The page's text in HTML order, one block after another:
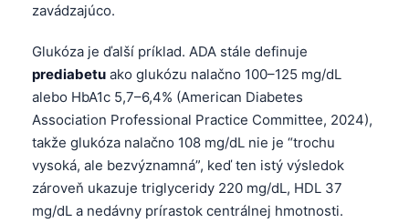
zavádzajúco.
Glukóza je ďalší príklad. ADA stále definuje
prediabetu ako glukózu nalačno 100–125 mg/dL
alebo HbA1c 5,7–6,4% (American Diabetes
Association Professional Practice Committee, 2024),
takže glukóza nalačno 108 mg/dL nie je “trochu
vysoká, ale bezvýznamná”, keď ten istý výsledok
zároveň ukazuje triglyceridy 220 mg/dL, HDL 37
mg/dL a nedávny prírastok centrálnej hmotnosti.